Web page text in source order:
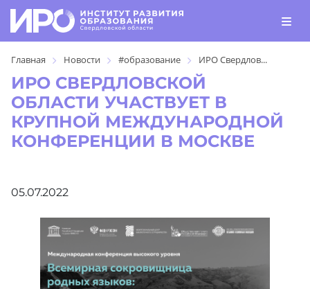
Главная Новости #образование ИРО Свердлов...
ИРО СВЕРДЛОВСКОЙ
ОБЛАСТИ УЧАСТВУЕТ В
КРУПНОЙ МЕЖДУНАРОДНОЙ
КОНФЕРЕНЦИИ В МОСКВЕ
05.07.2022